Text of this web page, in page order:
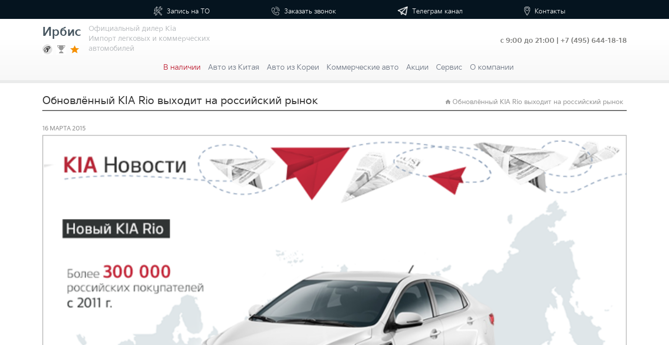
Запись на ТО Заказать звонок Телеграм канал Контакты
Ирбис
Официальный дилер Kia
Импорт легковых и коммерческих
автомобилей
с 9:00 до 21:00 | +7 (495) 644-18-18
В наличии Авто из Китая Авто из Кореи Коммерческие авто Акции Сервис О компании
Обновлённый KIA Rio выходит на российский рынок
Обновлённый KIA Rio выходит на российский рынок
16 МАРТА 2015